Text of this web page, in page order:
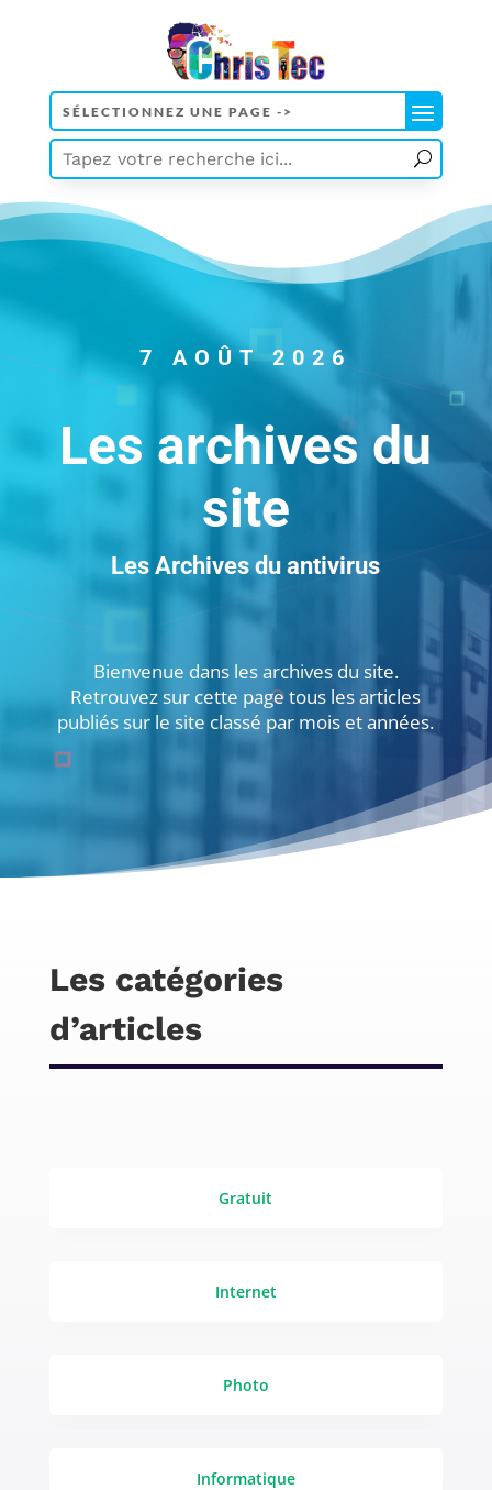
7 AOÛT 2026
Les archives du
site
Les Archives du antivirus
Bienvenue dans les archives du site.
Retrouvez sur cette page tous les articles
publiés sur le site classé par mois et années.
Les catégories
d’articles
Gratuit
Internet
Photo
Informatique